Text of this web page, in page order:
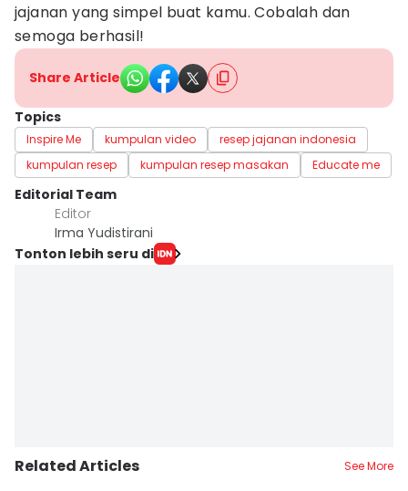
jajanan yang simpel buat kamu. Cobalah dan
semoga berhasil!
Share Article
Topics
Inspire Me kumpulan video
resep jajanan indonesia
kumpulan resep
kumpulan resep masakan Educate me
Editorial Team
Editor
Irma Yudistirani
Tonton lebih seru di
Related Articles See More